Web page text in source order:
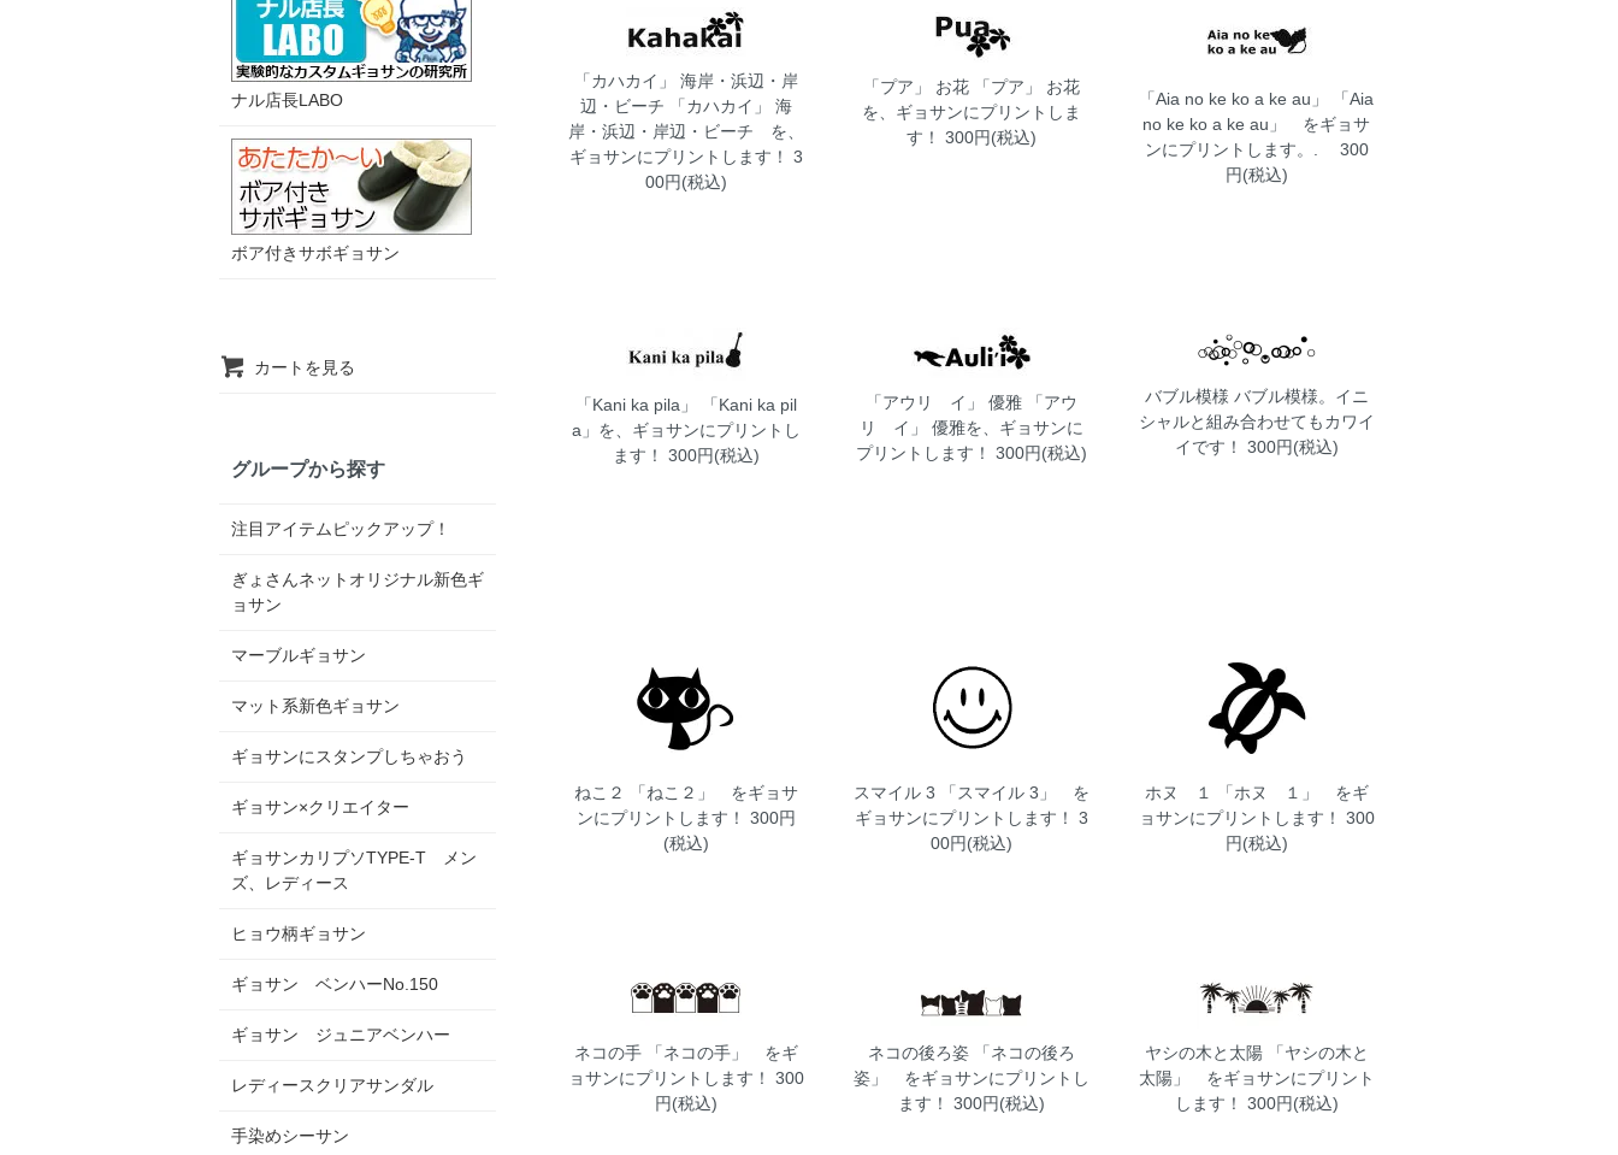
「カハカイ」 海岸・浜辺・岸
辺・ビーチ 「カハカイ」 海
岸・浜辺・岸辺・ビーチ を、
ギョサンにプリントします！ 3
00円(税込)
「プア」 お花「プア」 お花
を、ギョサンにプリントしま
す！ 300円(税込)
「Aia no ke ko a ke au」
「Aia
no ke ko a ke au」 をギョサ
ンにプリントします。. 300
円(税込)
「Kani ka pila」
「Kani ka pil
a」を、ギョサンにプリントし
ます！ 300円(税込)
「アウリ イ」 優雅「アウ
リ イ」 優雅を、ギョサンに
プリントします！ 300円(税込)
バブル模様 バブル模様。イニ
シャルと組み合わせてもカワイ
イです！ 300円(税込)
ねこ２
「ねこ２」 をギョサ
ンにプリントします！ 300円
(税込)
スマイル 3 「スマイル 3」 を
ギョサンにプリントします！ 3
00円(税込)
ホヌ １
「ホヌ １」 をギ
ョサンにプリントします！ 300
円(税込)
ネコの手 「ネコの手」 をギ
ョサンにプリントします！ 300
円(税込)
ネコの後ろ姿「ネコの後ろ
姿」 をギョサンにプリントし
ます！ 300円(税込)
ヤシの木と太陽「ヤシの木と
太陽」 をギョサンにプリント
します！ 300円(税込)
ナル店長LABO
ボア付きサボギョサン
カートを見る
グループから探す
注目アイテムピックアップ！
ぎょさんネットオリジナル新色ギ
ョサン
マーブルギョサン
マット系新色ギョサン
ギョサンにスタンプしちゃおう
ギョサン×クリエイター
ギョサンカリプソTYPE-T メン
ズ、レディース
ヒョウ柄ギョサン
ギョサン ベンハーNo.150
ギョサン ジュニアベンハー
レディースクリアサンダル
手染めシーサン